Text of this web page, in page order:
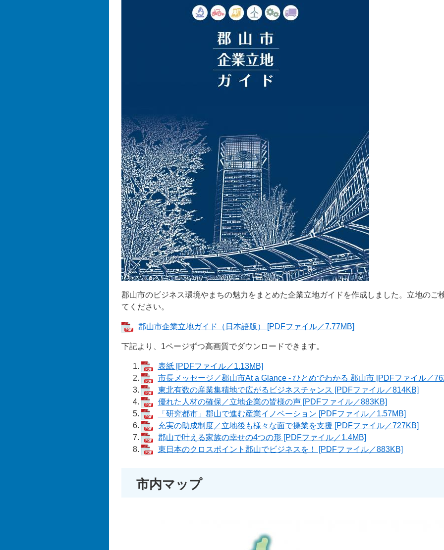
郡山市のビジネス環境やまちの魅力をまとめた企業立地ガイドを作成しました。立地のご
てください。
郡山市企業立地ガイド（日本語版） [PDFファイル／7.77MB]
下記より、1ページずつ高画質でダウンロードできます。
表紙 [PDFファイル／1.13MB]
市長メッセージ／郡山市At a Glance - ひとめでわかる 郡山市 [PDFファイル／
東北有数の産業集積地で広がるビジネスチャンス [PDFファイル／814KB]
優れた人材の確保／立地企業の皆様の声 [PDFファイル／883KB]
「研究都市」郡山で進む産業イノベーション [PDFファイル／1.57MB]
充実の助成制度／立地後も様々な面で操業を支援 [PDFファイル／727KB]
郡山で叶える家族の幸せの4つの形 [PDFファイル／1.4MB]
東日本のクロスポイント郡山でビジネスを！ [PDFファイル／883KB]
市内マップ